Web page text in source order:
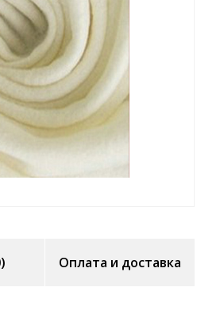
Оплата и доставка